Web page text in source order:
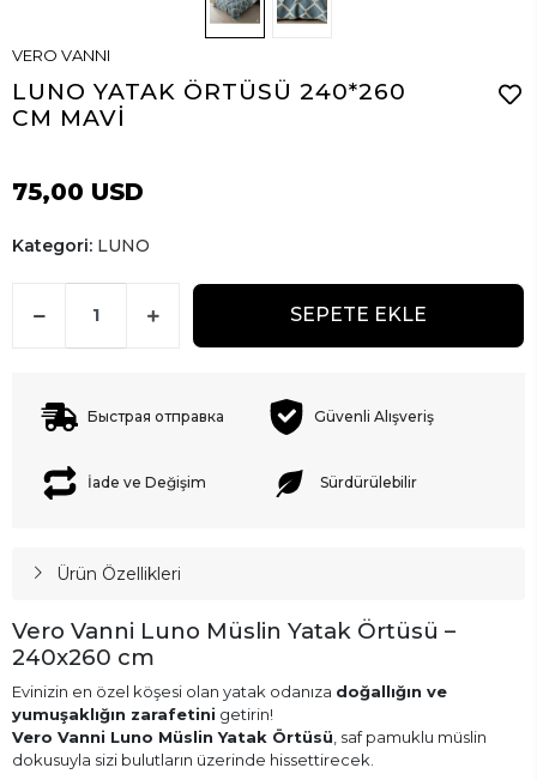
VERO VANNI
LUNO YATAK ÖRTÜSÜ 240*260
CM MAVİ
75,00 USD
Kategori: LUNO
SEPETE EKLE
Быстрая отправка Güvenli Alışveriş
İade ve Değişim Sürdürülebilir
Ürün Özellikleri
Vero Vanni Luno Müslin Yatak Örtüsü –
240x260 cm
Evinizin en özel köşesi olan yatak odanıza doğallığın ve
yumuşaklığın zarafetini getirin!
Vero Vanni Luno Müslin Yatak Örtüsü , saf pamuklu müslin
dokusuyla sizi bulutların üzerinde hissettirecek.